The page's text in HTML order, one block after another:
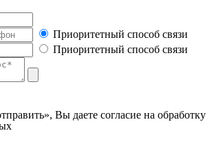
Приоритетный способ связи
Приоритетный способ связи
Вы даете согласие на обработку